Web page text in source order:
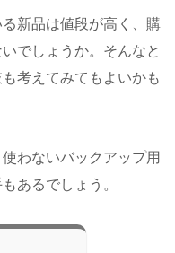
新品は値段が高く、購
でしょうか。そんなと
考えてみてもよいかも
わないバックアップ用
あるでしょう。